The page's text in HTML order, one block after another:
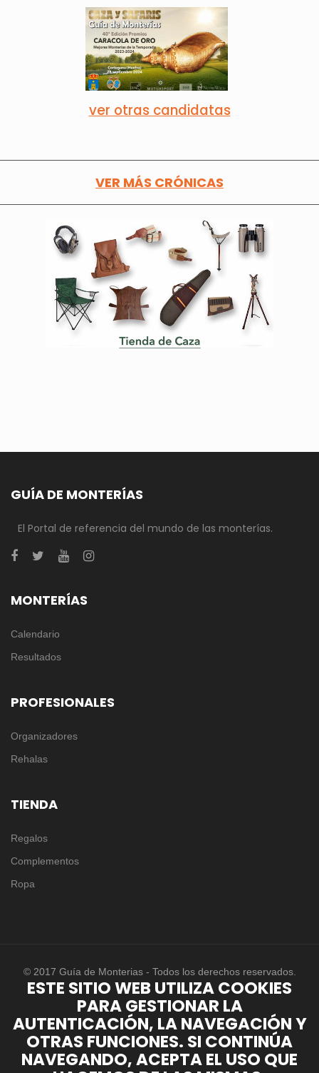
ver otras candidatas
VER MÁS CRÓNICAS
GUÍA DE MONTERÍAS
El Portal de referencia del mundo de las monterías.
MONTERÍAS
Calendario
Resultados
PROFESIONALES
Organizadores
Rehalas
TIENDA
Regalos
Complementos
Ropa
© 2017 Guía de Monterias - Todos los derechos reservados.
ESTE SITIO WEB UTILIZA COOKIES
PARA GESTIONAR LA
AUTENTICACIÓN, LA NAVEGACIÓN Y
OTRAS FUNCIONES. SI CONTINÚA
NAVEGANDO, ACEPTA EL USO QUE